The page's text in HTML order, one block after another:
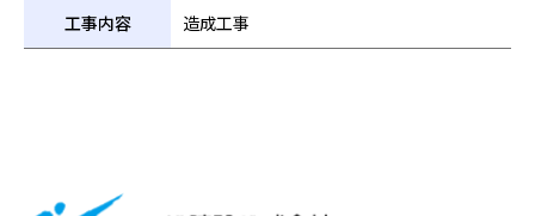
工事内容 造成工事